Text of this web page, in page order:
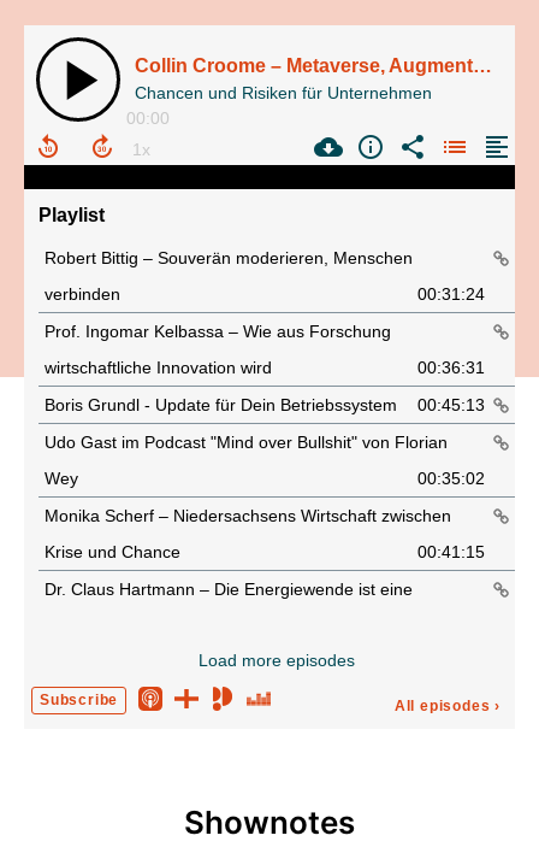
Collin Croome – Metaverse, Augmented Reality und die Zukunft der Arbeitswelt
Chancen und Risiken für Unternehmen
00:00
Playlist
Robert Bittig – Souverän moderieren, Menschen
verbinden
00:31:24
Prof. Ingomar Kelbassa – Wie aus Forschung
wirtschaftliche Innovation wird
00:36:31
Boris Grundl - Update für Dein Betriebssystem
00:45:13
Udo Gast im Podcast "Mind over Bullshit" von Florian
Wey
00:35:02
Monika Scherf – Niedersachsens Wirtschaft zwischen
Krise und Chance
00:41:15
Dr. Claus Hartmann – Die Energiewende ist eine
EuroMinds 2026 – Europas Zukunft zwischen KI, Werten
und Verantwortung
00:19:43
Florian Wey – Fachkräfte finden, Menschen verstehen
Load more episodes
Subscribe All episodes ›
Shownotes